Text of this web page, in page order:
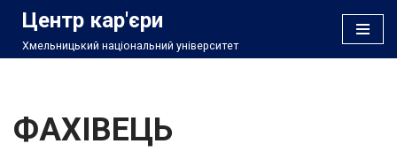
Перейти
Центр кар'єри
Хмельницький національний університет
ФАХІВЕЦЬ